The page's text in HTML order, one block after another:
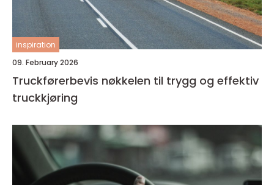
inspiration
09. February 2026
Truckførerbevis nøkkelen til trygg og effektiv
truckkjøring